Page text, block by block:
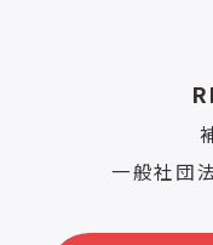
一般社団